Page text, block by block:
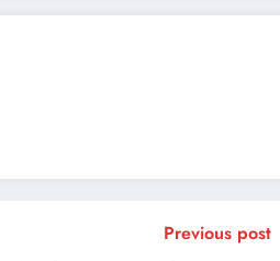
Previous post